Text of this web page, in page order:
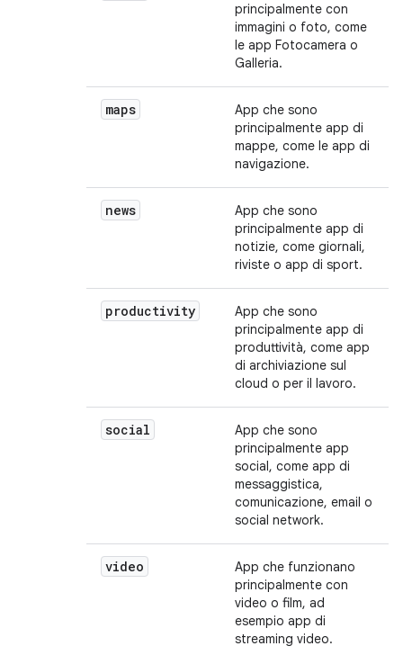
principalmente con
immagini o foto, come
le app Fotocamera o
Galleria.
maps
App che sono
principalmente app di
mappe, come le app di
navigazione.
news
App che sono
principalmente app di
notizie, come giornali,
riviste o app di sport.
productivity
App che sono
principalmente app di
produttività, come app
di archiviazione sul
cloud o per il lavoro.
social
App che sono
principalmente app
social, come app di
messaggistica,
comunicazione, email o
social network.
video
App che funzionano
principalmente con
video o film, ad
esempio app di
streaming video.